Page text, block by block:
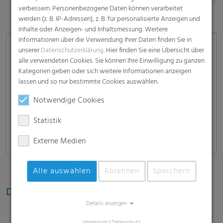
Anwendungsbereiche
Getränke:PET Flaschen, Dosen, Glasflaschen
Lebensmittel & Non-Food:Blechdosen,
Kunststoffbehälter
Flaschen, Tetra Pak-Bricks
Diverse Packformate und -größen
verbessern. Personenbezogene Daten können verarbeitet
werden (z. B. IP-Adressen), z. B. für personalisierte Anzeigen und
Inhalte oder Anzeigen- und Inhaltsmessung. Weitere
Informationen über die Verwendung Ihrer Daten finden Sie in
unsererDatenschutzerklärung. Hier finden Sie eine Übersicht über
alle verwendeten Cookies. Sie können Ihre Einwilligung zu ganzen
Kategorien geben oder sich weitere Informationen anzeigen
lassen und so nur bestimmte Cookies auswählen.
Notwendige Cookies
Statistik
Externe Medien
Alle auswählen Ablehnen Speichern
Details anzeigen